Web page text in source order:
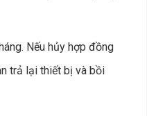
Nếu hủy hợp đồng
trả lại thiết bị và bồi